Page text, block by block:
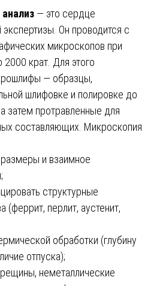
— это сердце
Он проводится с
микроскопов при
2000 крат. Для этого
— образцы,
шлифовке и полировке до
затем протравленные для
составляющих. Микроскопия
и взаимное
структурные
(феррит, перлит, аустенит,
обработки (глубину
отпуска);
неметаллические